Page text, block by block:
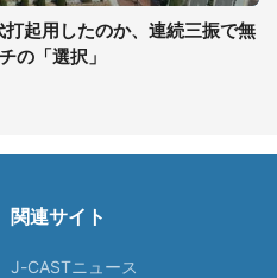
打起用したのか、連続三振で無
の「選択」
関連サイト
J-CASTニュース